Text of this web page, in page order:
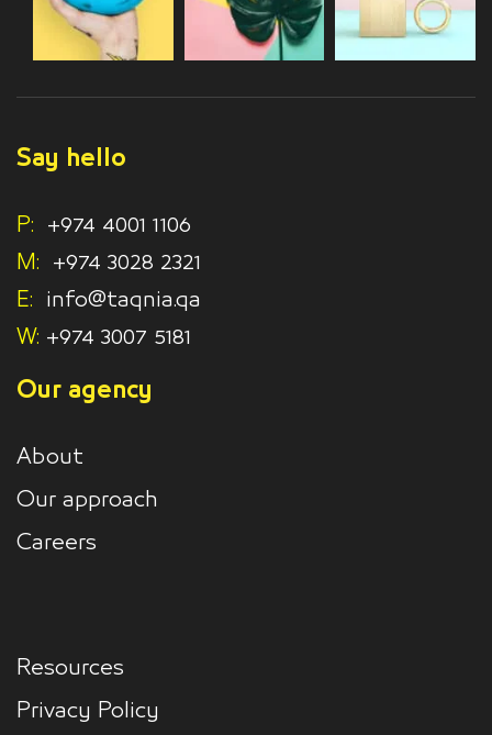
Say hello
P: +974 4001 1106
M:
+974 3028 2321
E:
info@taqnia.qa
W: +974 3007 5181
Our agency
About
Our approach
Careers
Resources
Privacy Policy